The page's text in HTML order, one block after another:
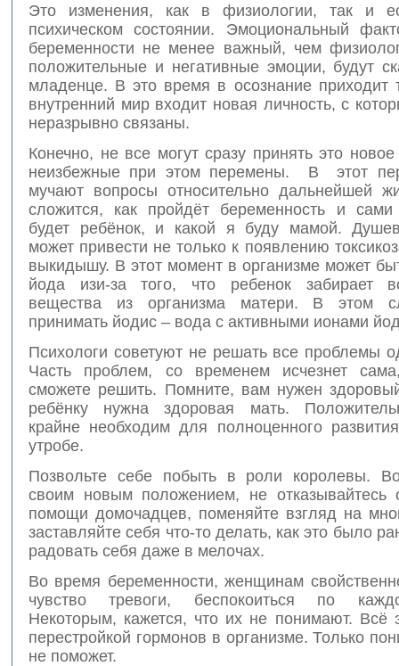
Это изменения, как в физиологии, так и
психическом состоянии. Эмоциональный
беременности не менее важный, чем
положительные и негативные эмоции, будут
младенце. В это время в осознание приходит
внутренний мир входит новая личность, с
неразрывно связаны.
Конечно, не все могут сразу принять это
неизбежные при этом перемены. В этот
мучают вопросы относительно дальнейшей
сложится, как пройдёт беременность и
будет ребёнок, и какой я буду мамой.
может привести не только к появлению
выкидышу. В этот момент в организме может
йода изи-за того, что ребенок забирает
вещества из организма матери. В этом
принимать йодис – вода с активными ионами
Психологи советуют не решать все проблемы
Часть проблем, со временем исчезнет
сможете решить. Помните, вам нужен
ребёнку нужна здоровая мать.
крайне необходим для полноценного
утробе.
Позвольте себе побыть в роли королевы.
своим новым положением, не отказывайтесь
помощи домочадцев, поменяйте взгляд на
заставляйте себя что-то делать, как это было
радовать себя даже в мелочах.
Во время беременности, женщинам
чувство тревоги, беспокоиться по
Некоторым, кажется, что их не понимают. Всё
перестройкой гормонов в организме. Только
не поможет.